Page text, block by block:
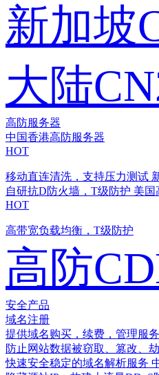
新加坡
大陆
高防服务器
中国香港高防服务器
HOT
移动直连清洗，支持压力测试
自研抗D防火墙，T级防护 美国
HOT
高带宽负载均衡，T级防护
高防
安全产品
域名注册
提供域名购买，续费，管理服务
防止网站数据被窃取、篡改、
快速安全稳定的域名解析服务